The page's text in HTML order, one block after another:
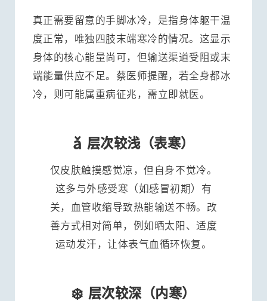
真正需要留意的手脚冰冷，是指身体躯干温
度正常，唯独四肢末端寒冷的情况。这显示
身体的核心能量尚可，但输送渠道受阻或末
端能量供应不足。蔡医师提醒，若全身都冰
冷，则可能属重病征兆，需立即就医。
ǎ️ 层次较浅（表寒）
仅皮肤触摸感觉凉，但自身不觉冷。
这多与外感受寒（如感冒初期）有
关，血管收缩导致热能输送不畅。改
善方式相对简单，例如晒太阳、适度
运动发汗，让体表气血循环恢复。
❄️ 层次较深（内寒）